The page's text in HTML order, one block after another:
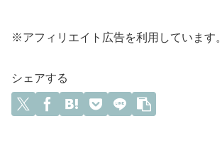
※アフィリエイト広告を利用しています。
シェアする